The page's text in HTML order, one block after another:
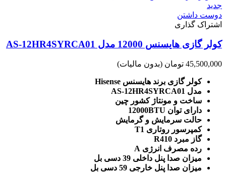
جدید
دوست داشتن
اشتراک گذاری
کولر گازی هایسنس 12000 مدل AS-12HR4SYRCA01
45,500,000 تومان (بدون مالیات)
کولر گازی برند هایسنس Hisense
مدل AS-12HR4SYRCA01
ساخت و مونتاژ کشور چین
دارای توان 12000BTU
حالت سرمایش و گرمایش
کمپرسور روتاری T1
گاز مبرد R410
رده مصرف انرژی A
میزان صدا پنل داخلی 39 دسی بل
میزان صدا پنل خارجی 59 دسی بل